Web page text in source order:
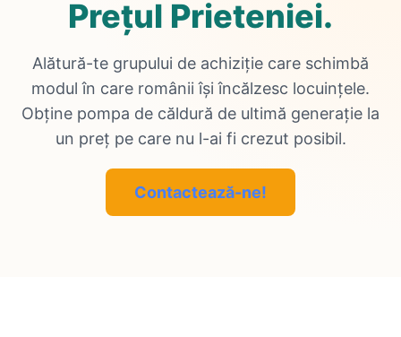
Prețul Prieteniei.
Alătură-te grupului de achiziție care schimbă
modul în care românii își încălzesc locuințele.
Obține pompa de căldură de ultimă generație la
un preț pe care nu l-ai fi crezut posibil.
Contactează-ne!